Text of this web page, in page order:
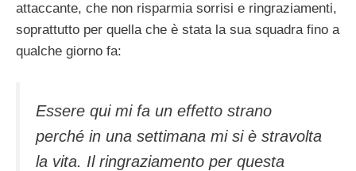
attaccante, che non risparmia sorrisi e ringraziamenti,
soprattutto per quella che è stata la sua squadra fino a
qualche giorno fa:
Essere qui mi fa un effetto strano
perché in una settimana mi si è stravolta
la vita. Il ringraziamento per questa